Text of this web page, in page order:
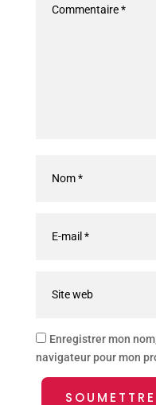
Enregistrer mon
navigateur pour mon